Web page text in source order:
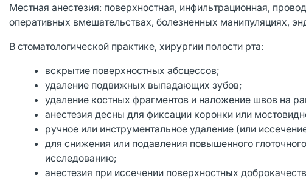
Местная анестезия: поверхностная, инфильтрационная,
оперативных вмешательствах, болезненных манипуляциях,
В стоматологической практике, хирургии полости рта:
вскрытие поверхностных абсцессов;
удаление подвижных выпадающих зубов;
удаление костных фрагментов и наложение швов на
анестезия десны для фиксации коронки или
ручное или инструментальное удаление (или
для снижения или подавления повышенного
исследованию;
анестезия при иссечении поверхностных